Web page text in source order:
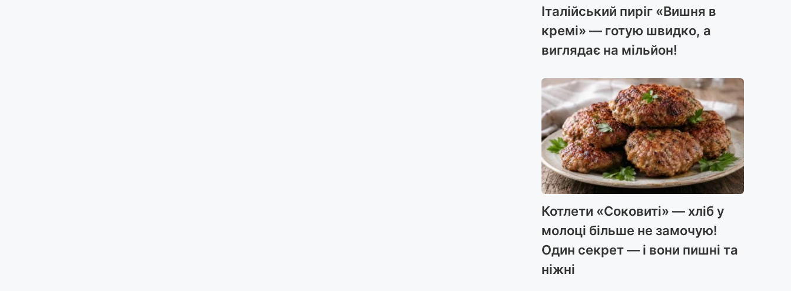
Італійський пиріг «Вишня в
кремі» — готую швидко, а
виглядає на мільйон!
Котлети «Соковиті» — хліб у
молоці більше не замочую!
Один секрет — і вони пишні та
ніжні